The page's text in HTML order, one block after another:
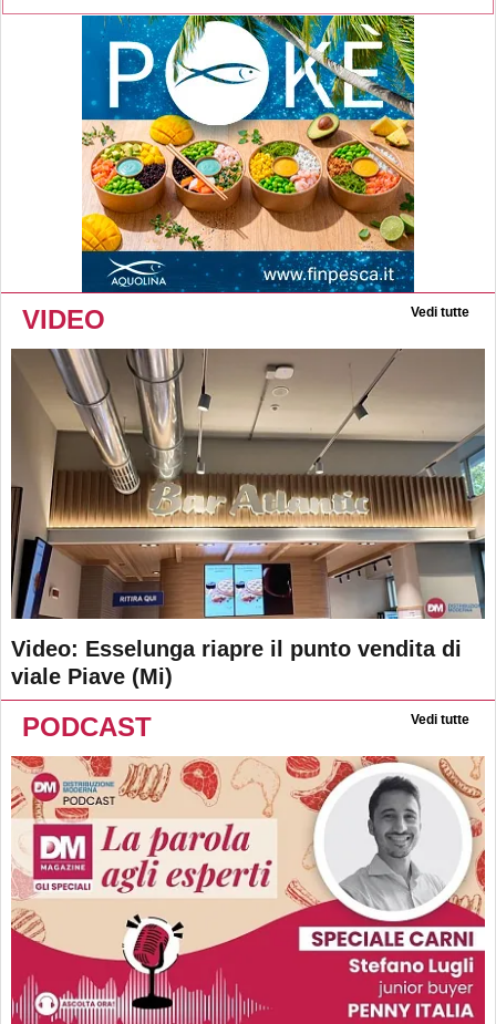
VIDEO Vedi tutte
Video: Esselunga riapre il punto vendita di
viale Piave (Mi)
PODCAST Vedi tutte